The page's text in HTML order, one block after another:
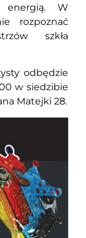
energią. W
rozpoznać
szkła
odbędzie
w siedzibie
Matejki 28.